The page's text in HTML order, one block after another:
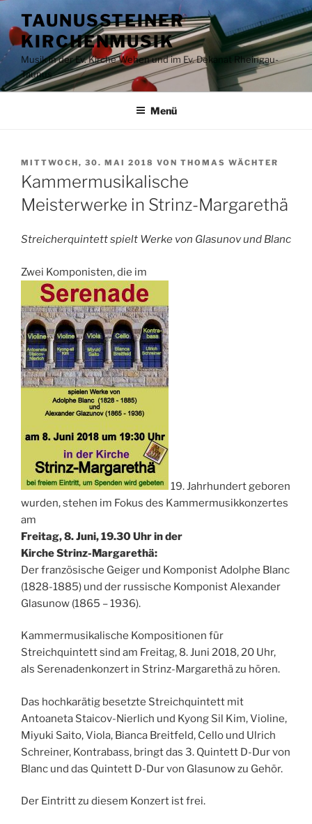
Inhalt
springen
TAUNUSSTEINER
KIRCHENMUSIK
Musik in der Ev. Kirche Wehen und im Ev. Dekanat Rheingau-
Taunus
Menü
VERÖFFENTLICHT
AM
MITTWOCH, 30. MAI 2018 VON THOMAS WÄCHTER
Kammermusikalische
Meisterwerke in Strinz-Margarethä
Streicherquintett spielt Werke von Glasunov und Blanc
Zwei Komponisten, die im
19. Jahrhundert geboren
wurden, stehen im Fokus des Kammermusikkonzertes
am
Freitag, 8. Juni, 19.30 Uhr in der
Kirche Strinz-Margarethä:
Der französische Geiger und Komponist Adolphe Blanc
(1828-1885) und der russische Komponist Alexander
Glasunow (1865 – 1936).
Kammermusikalische Kompositionen für
Streichquintett sind am Freitag, 8. Juni 2018, 20 Uhr,
als Serenadenkonzert in Strinz-Margarethä zu hören.
Das hochkarätig besetzte Streichquintett mit
Antoaneta Staicov-Nierlich und Kyong Sil Kim, Violine,
Miyuki Saito, Viola, Bianca Breitfeld, Cello und Ulrich
Schreiner, Kontrabass, bringt das 3. Quintett D-Dur von
Blanc und das Quintett D-Dur von Glasunow zu Gehör.
Der Eintritt zu diesem Konzert ist frei.